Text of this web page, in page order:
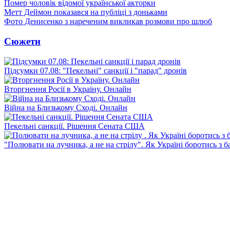
Помер чоловік відомої української акторки
Метт Деймон показався на публіці з доньками
Фото Денисенко з нареченим викликав розмови про шлюб
Сюжети
Підсумки 07.08: "Пекельні" санкції і "парад" дронів
Вторгнення Росії в Україну. Онлайн
Війна на Близькому Сході. Онлайн
Пекельні санкції. Рішення Сената США
"Полювати на лучника, а не на стрілу". Як Україні боротись з